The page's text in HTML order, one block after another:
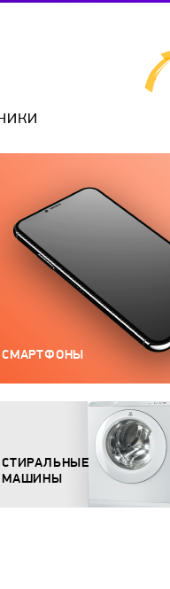
СМАРТФОНЫ
СТИРАЛЬНЫЕ
МАШИНЫ